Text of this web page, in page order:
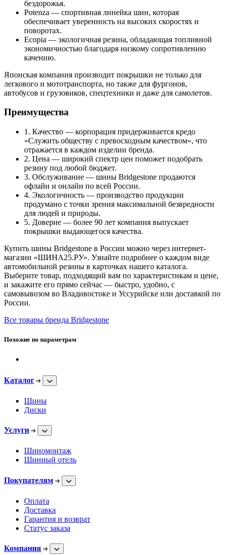
бездорожья.
Potenza — спортивная линейка шин, которая
обеспечивает уверенность на высоких скоростях и
поворотах.
Ecopia — экологичная резина, обладающая топливной
экономичностью благодаря низкому сопротивлению
качению.
Японская компания производит покрышки не только для
легкового и мототранспорта, но также для фургонов,
автобусов и грузовиков, спецтехники и даже для самолетов.
Преимущества
1. Качество — корпорация придерживается кредо
«Служить обществу с превосходным качеством», что
отражается в каждом изделии бренда.
2. Цена — широкий спектр цен поможет подобрать
резину под любой бюджет.
3. Обслуживание — шины Bridgestone продаются
офлайн и онлайн по всей России.
4. Экологичность — производство продукции
продумано с точки зрения максимальной безвредности
для людей и природы.
5. Доверие — более 90 лет компания выпускает
покрышки выдающегося качества.
Купить шины Bridgestone в России можно через интернет-
магазин «ШИНА25.РУ». Узнайте подробнее о каждом виде
автомобильной резины в карточках нашего каталога.
Выберите товар, подходящий вам по характеристикам и цене,
и закажите его прямо сейчас — быстро, удобно, с
самовывозом во Владивостоке и Уссурийске или доставкой по
России.
Все товары бренда Bridgestone
Похожие по параметрам
Каталог
Шины
Диски
Услуги
Шиномонтаж
Шинный отель
Покупателям
Оплата
Доставка
Гарантия и возврат
Статус заказа
Компания